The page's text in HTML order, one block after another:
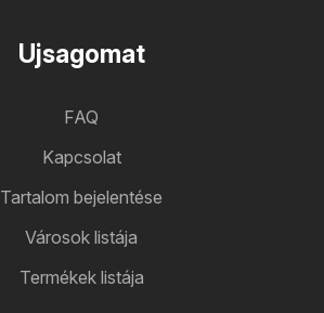
Ujsagomat
FAQ
Kapcsolat
Tartalom bejelentése
Városok listája
Termékek listája